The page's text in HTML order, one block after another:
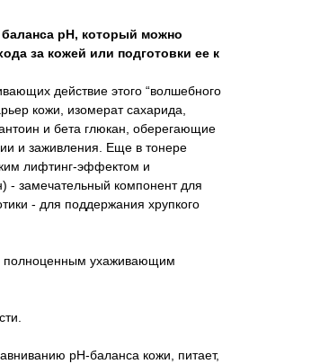
pH, который можно
за кожей или подготовки ее к
действие этого “волшебного
кожи, изомерат сахарида,
и бета глюкан, оберегающие
и заживления. Еще в тонере
лифтинг-эффектом и
- замечательный компонент для
- для поддержания хрупкого
полноценным ухаживающим
рН-баланса кожи, питает,